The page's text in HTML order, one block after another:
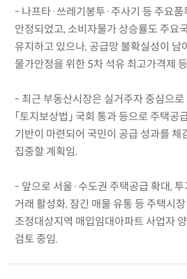
- 나프타·쓰레기봉투·주사기 등 주요품
안정되었고, 소비자물가 상승률도 주요
유지하고 있으나, 공급망 불확실성이 남
물가안정을 위한 5차 석유 최고가격제
- 최근 부동산시장은 실거주자 중심으
「토지보상법」 국회 통과 등으로 주택공
기반이 마련되어 국민이 공급 성과를 체
집중할 계획임.
- 앞으로 서울·수도권 주택공급 확대, 투
거래 활성화, 잠긴 매물 유통 등 주택시
조정대상지역 매입임대아파트 사업자
검토 중임.